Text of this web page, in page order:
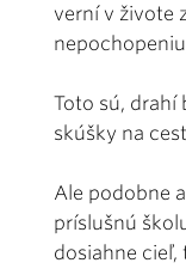
verní v živote
Toto sú, drahí
skúšky na
Ale podobne
príslušnú
dosiahne cieľ,